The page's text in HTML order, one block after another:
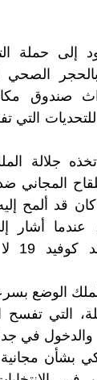
إلى حملة
بالحجر
للتحديات
كان قد ألمح
عندما أشار
الوضع
التي تفسح
والدخول في